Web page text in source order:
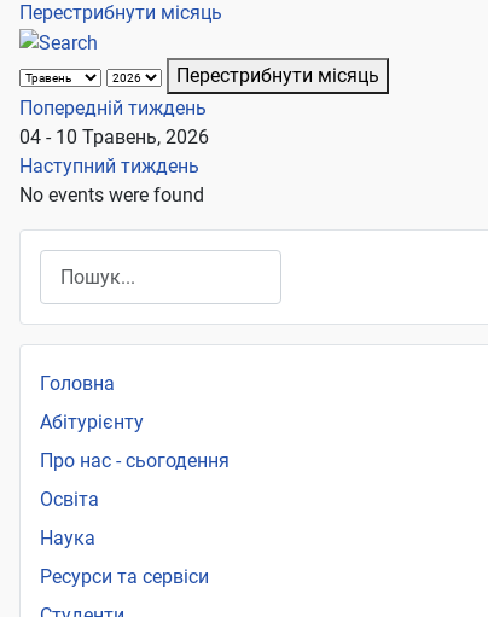
Перестрибнути місяць
Перестрибнути місяць
Попередній тиждень
04 - 10 Травень, 2026
Наступний тиждень
No events were found
Головна
Абітурієнту
Про нас - сьогодення
Освіта
Наука
Ресурси та сервіси